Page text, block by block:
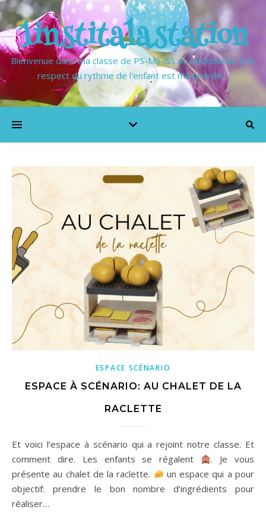
1institalastation
Bienvenue dans ma classe de PS-MS-GS où l'autonomie & le
respect du rythme de l'enfant est ma priorité…
ESPACE SCÉNARIO
ESPACE À SCÉNARIO: AU CHALET DE LA
RACLETTE
Et voici l’espace à scénario qui a rejoint notre classe. Et
comment dire. Les enfants se régalent
. Je vous
présente au chalet de la raclette.
un espace qui a pour
objectif: prendre le bon nombre d’ingrédients pour
réaliser…